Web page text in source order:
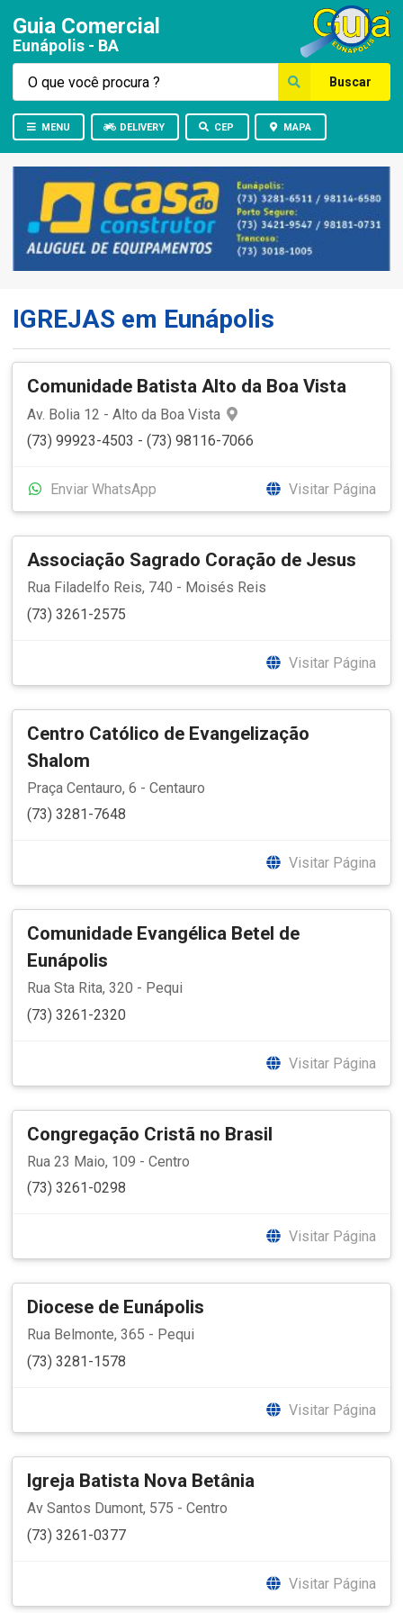
Guia Comercial
Eunápolis - BA
Buscar
MENU DELIVERY CEP MAPA
IGREJAS em Eunápolis
Comunidade Batista Alto da Boa Vista
Av. Bolia 12 - Alto da Boa Vista
(73) 99923-4503 - (73) 98116-7066
Enviar WhatsApp Visitar Página
Associação Sagrado Coração de Jesus
Rua Filadelfo Reis, 740 - Moisés Reis
(73) 3261-2575
Visitar Página
Centro Católico de Evangelização
Shalom
Praça Centauro, 6 - Centauro
(73) 3281-7648
Visitar Página
Comunidade Evangélica Betel de
Eunápolis
Rua Sta Rita, 320 - Pequi
(73) 3261-2320
Visitar Página
Congregação Cristã no Brasil
Rua 23 Maio, 109 - Centro
(73) 3261-0298
Visitar Página
Diocese de Eunápolis
Rua Belmonte, 365 - Pequi
(73) 3281-1578
Visitar Página
Igreja Batista Nova Betânia
Av Santos Dumont, 575 - Centro
(73) 3261-0377
Visitar Página